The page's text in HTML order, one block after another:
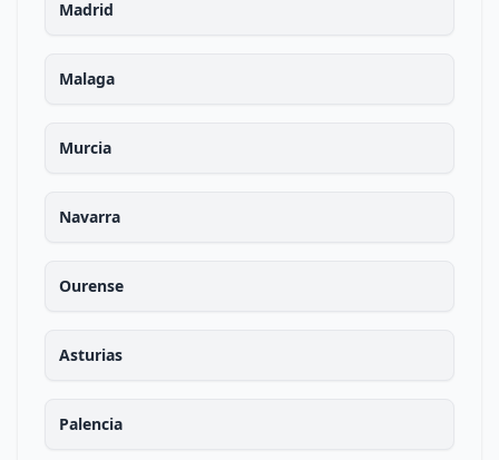
Madrid
Malaga
Murcia
Navarra
Ourense
Asturias
Palencia